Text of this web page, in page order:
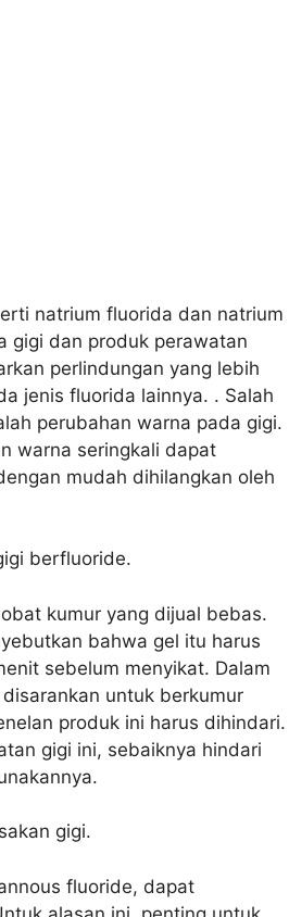
natrium fluorida dan natrium
gigi dan produk perawatan
perlindungan yang lebih
jenis fluorida lainnya. . Salah
perubahan warna pada gigi.
warna seringkali dapat
mudah dihilangkan oleh
berfluoride.
kumur yang dijual bebas.
bahwa gel itu harus
sebelum menyikat. Dalam
untuk berkumur
produk ini harus dihindari.
gigi ini, sebaiknya hindari
gigi.
fluoride, dapat